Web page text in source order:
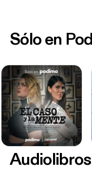
Sólo en